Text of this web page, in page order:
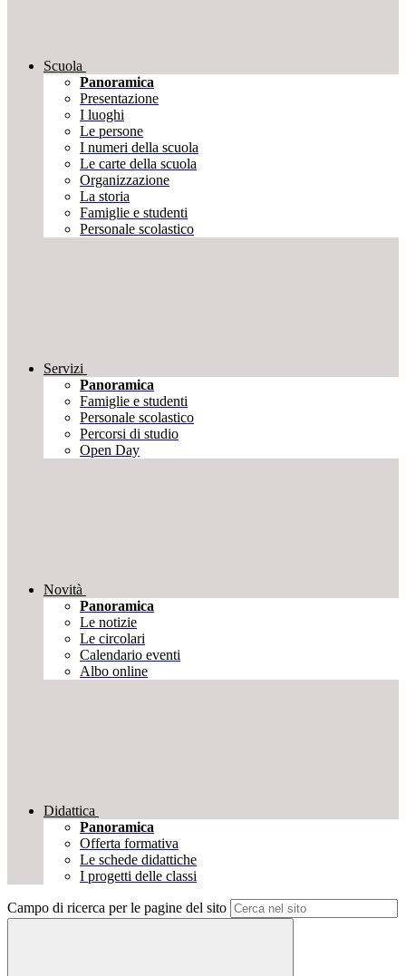
Scuola
Panoramica
Presentazione
I luoghi
Le persone
I numeri della scuola
Le carte della scuola
Organizzazione
La storia
Famiglie e studenti
Personale scolastico
Servizi
Panoramica
Famiglie e studenti
Personale scolastico
Percorsi di studio
Open Day
Novità
Panoramica
Le notizie
Le circolari
Calendario eventi
Albo online
Didattica
Panoramica
Offerta formativa
Le schede didattiche
I progetti delle classi
Campo di ricerca per le pagine del sito